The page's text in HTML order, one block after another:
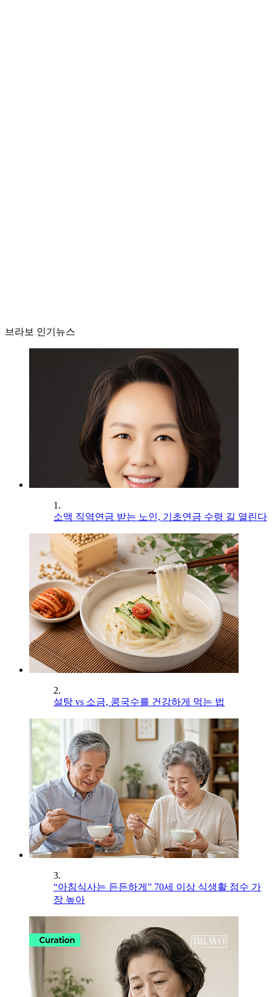
브라보 인기뉴스
1.
소액 직역연금 받는 노인, 기초연금 수령 길 열린다
2.
설탕 vs 소금, 콩국수를 건강하게 먹는 법
3.
“아침식사는 든든하게” 70세 이상 식생활 점수 가
장 높아